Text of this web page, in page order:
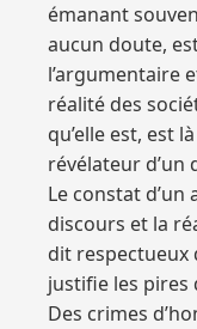
émanant
aucun doute,
l’argumentaire
réalité des
qu’elle est, est
révélateur
Le constat
discours et la
dit respectueux
justifie les
Des crimes